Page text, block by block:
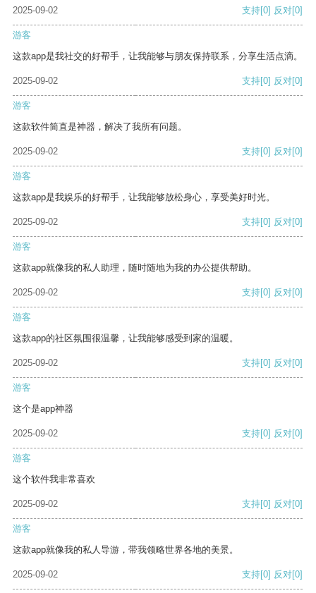
2025-09-02 支持[0] 反对[0]
游客
这款app是我社交的好帮手，让我能够与朋友保持联系，分享生活点滴。
2025-09-02 支持[0] 反对[0]
游客
这款软件简直是神器，解决了我所有问题。
2025-09-02 支持[0] 反对[0]
游客
这款app是我娱乐的好帮手，让我能够放松身心，享受美好时光。
2025-09-02 支持[0] 反对[0]
游客
这款app就像我的私人助理，随时随地为我的办公提供帮助。
2025-09-02 支持[0] 反对[0]
游客
这款app的社区氛围很温馨，让我能够感受到家的温暖。
2025-09-02 支持[0] 反对[0]
游客
这个是app神器
2025-09-02 支持[0] 反对[0]
游客
这个软件我非常喜欢
2025-09-02 支持[0] 反对[0]
游客
这款app就像我的私人导游，带我领略世界各地的美景。
2025-09-02 支持[0] 反对[0]